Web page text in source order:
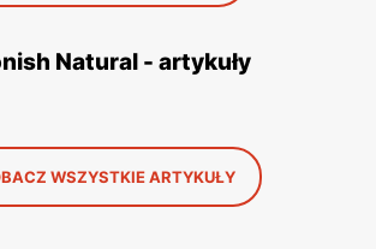
Natural - artykuły
WSZYSTKIE ARTYKUŁY